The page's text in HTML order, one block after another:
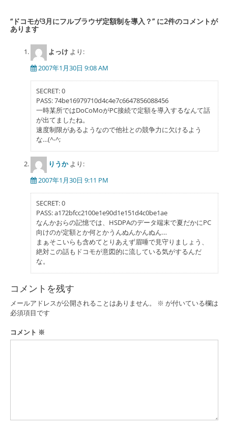
ゲ
ー
シ
“ドコモが3月にフルブラウザ定額制を導入？” に2件のコメントが
あります
よっけ より:
2007年1月30日 9:08 AM
SECRET: 0
PASS: 74be16979710d4c4e7c6647856088456
一時某所ではDoCoMoがPC接続で定額を導入するなんて話
が出てましたね。
速度制限があるようなので他社との競争力に欠けるよう
な…(^-^;
りうか より:
2007年1月30日 9:11 PM
SECRET: 0
PASS: a172bfcc2100e1e90d1e151d4c0be1ae
なんかおらの記憶では、HSDPAのデータ端末で夏だかにPC
向けのが定額とか何とかうんぬんかんぬん…
まぁそこいらも含めてとりあえず眉唾で見守りましょう、
絶対この話もドコモが意図的に流している気がするんだ
な。
コメントを残す
メールアドレスが公開されることはありません。 ※ が付いている欄は
必須項目です
コメント ※